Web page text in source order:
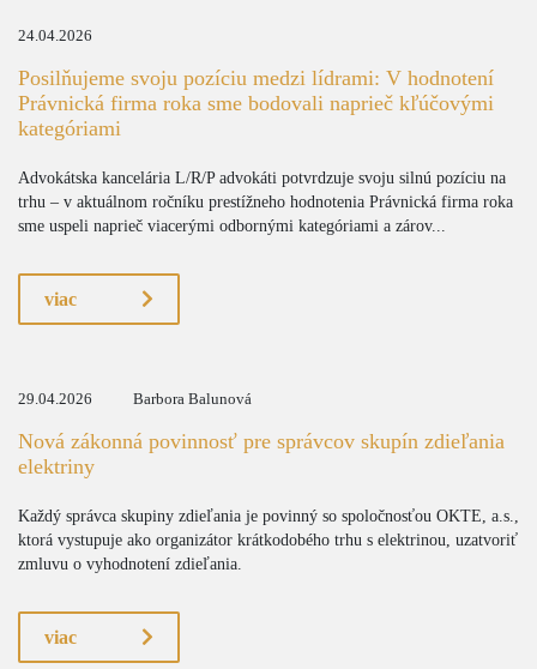
24.04.2026
Posilňujeme svoju pozíciu medzi lídrami: V hodnotení
Právnická firma roka sme bodovali naprieč kľúčovými
kategóriami
Advokátska kancelária L/R/P advokáti potvrdzuje svoju silnú pozíciu na
trhu – v aktuálnom ročníku prestížneho hodnotenia Právnická firma roka
sme uspeli naprieč viacerými odbornými kategóriami a zárov...
viac
29.04.2026 Barbora Balunová
Nová zákonná povinnosť pre správcov skupín zdieľania
elektriny
Každý správca skupiny zdieľania je povinný so spoločnosťou OKTE, a.s.,
ktorá vystupuje ako organizátor krátkodobého trhu s elektrinou, uzatvoriť
zmluvu o vyhodnotení zdieľania.
viac